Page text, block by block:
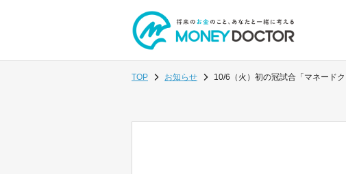
TOP お知らせ 10/6（火）初の冠試合「マネード